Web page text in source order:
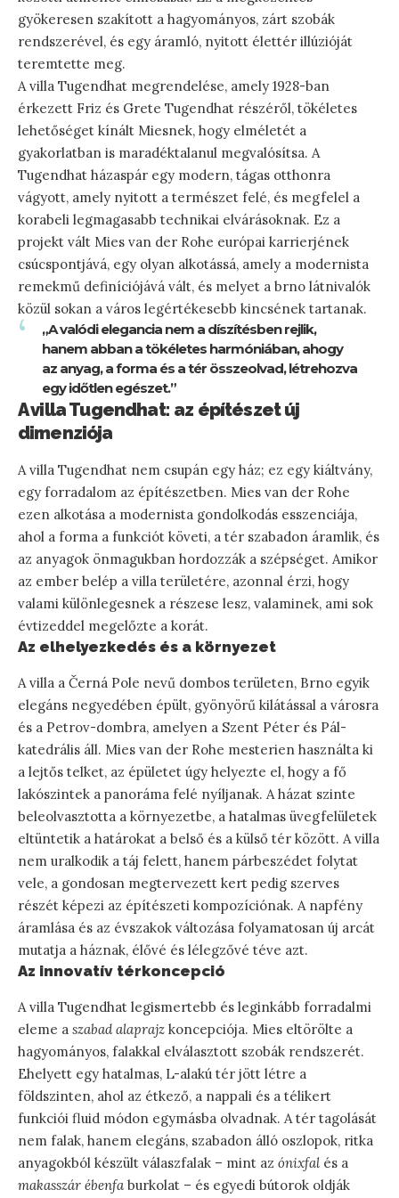
gyökeresen szakított a hagyományos, zárt szobák
rendszerével, és egy áramló, nyitott élettér illúzióját
teremtette meg.
A villa Tugendhat megrendelése, amely 1928-ban
érkezett Friz és Grete Tugendhat részéről, tökéletes
lehetőséget kínált Miesnek, hogy elméletét a
gyakorlatban is maradéktalanul megvalósítsa. A
Tugendhat házaspár egy modern, tágas otthonra
vágyott, amely nyitott a természet felé, és megfelel a
korabeli legmagasabb technikai elvárásoknak. Ez a
projekt vált Mies van der Rohe európai karrierjének
csúcspontjává, egy olyan alkotássá, amely a modernista
remekmű definíciójává vált, és melyet a brno látnivalók
közül sokan a város legértékesebb kincsének tartanak.
„A valódi elegancia nem a díszítésben rejlik,
hanem abban a tökéletes harmóniában, ahogy
az anyag, a forma és a tér összeolvad, létrehozva
egy időtlen egészet.”
A villa Tugendhat: az építészet új
dimenziója
A villa Tugendhat nem csupán egy ház; ez egy kiáltvány,
egy forradalom az építészetben. Mies van der Rohe
ezen alkotása a modernista gondolkodás esszenciája,
ahol a forma a funkciót követi, a tér szabadon áramlik, és
az anyagok önmagukban hordozzák a szépséget. Amikor
az ember belép a villa területére, azonnal érzi, hogy
valami különlegesnek a részese lesz, valaminek, ami sok
évtizeddel megelőzte a korát.
Az elhelyezkedés és a környezet
A villa a Černá Pole nevű dombos területen, Brno egyik
elegáns negyedében épült, gyönyörű kilátással a városra
és a Petrov-dombra, amelyen a Szent Péter és Pál-
katedrális áll. Mies van der Rohe mesterien használta ki
a lejtős telket, az épületet úgy helyezte el, hogy a fő
lakószintek a panoráma felé nyíljanak. A házat szinte
beleolvasztotta a környezetbe, a hatalmas üvegfelületek
eltüntetik a határokat a belső és a külső tér között. A villa
nem uralkodik a táj felett, hanem párbeszédet folytat
vele, a gondosan megtervezett kert pedig szerves
részét képezi az építészeti kompozíciónak. A napfény
áramlása és az évszakok változása folyamatosan új arcát
mutatja a háznak, élővé és lélegzővé téve azt.
Az innovatív térkoncepció
A villa Tugendhat legismertebb és leginkább forradalmi
eleme a szabad alaprajz koncepciója. Mies eltörölte a
hagyományos, falakkal elválasztott szobák rendszerét.
Ehelyett egy hatalmas, L-alakú tér jött létre a
földszinten, ahol az étkező, a nappali és a télikert
funkciói fluid módon egymásba olvadnak. A tér tagolását
nem falak, hanem elegáns, szabadon álló oszlopok, ritka
anyagokból készült válaszfalak – mint az ónixfal és a
makasszár ébenfa burkolat – és egyedi bútorok oldják